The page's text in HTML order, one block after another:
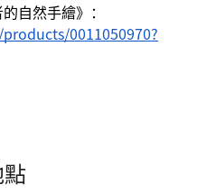
自然手繪》：
0011050970?